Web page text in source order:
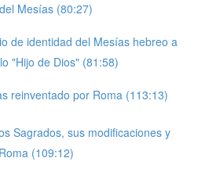
Mesías (80:27)
de identidad del Mesías hebreo a
"Hijo de Dios" (81:58)
reinventado por Roma (113:13)
Sagrados, sus modificaciones y
(109:12)